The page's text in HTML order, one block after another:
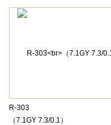
R-303
（7.1GY 7.3/0.1）